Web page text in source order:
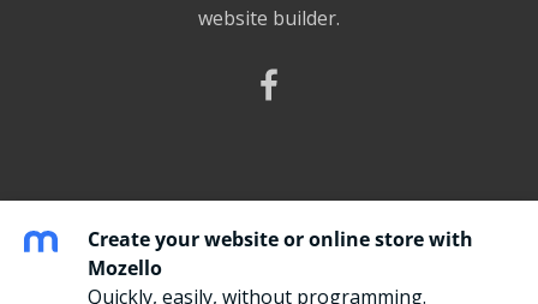
website builder.
Create your website or online store with
Mozello
Quickly, easily, without programming.